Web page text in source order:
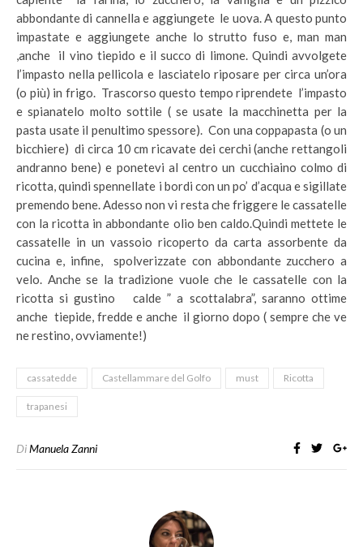
abbondante di cannella e aggiungete le uova. A questo punto
impastate e aggiungete anche lo strutto fuso e, man man
,anche il vino tiepido e il succo di limone. Quindi avvolgete
l’impasto nella pellicola e lasciatelo riposare per circa un’ora
(o più) in frigo. Trascorso questo tempo riprendete l’impasto
e spianatelo molto sottile ( se usate la macchinetta per la
pasta usate il penultimo spessore). Con una coppapasta (o un
bicchiere) di circa 10 cm ricavate dei cerchi (anche rettangoli
andranno bene) e ponetevi al centro un cucchiaino colmo di
ricotta, quindi spennellate i bordi con un po’ d’acqua e sigillate
premendo bene. Adesso non vi resta che friggere le cassatelle
con la ricotta in abbondante olio ben caldo.Quindi mettete le
cassatelle in un vassoio ricoperto da carta assorbente da
cucina e, infine, spolverizzate con abbondante zucchero a
velo. Anche se la tradizione vuole che le cassatelle con la
ricotta si gustino calde ” a scottalabra”, saranno ottime
anche tiepide, fredde e anche il giorno dopo ( sempre che ve
ne restino, ovviamente!)
cassatedde Castellammare del Golfo must Ricotta
trapanesi
DiManuela Zanni